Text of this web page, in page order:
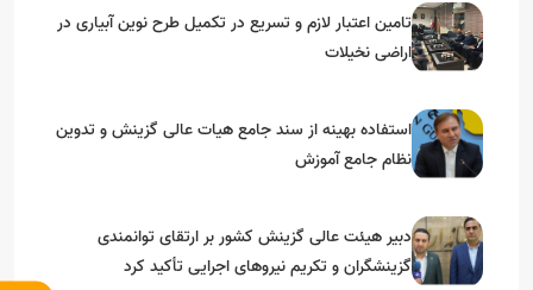
تامین اعتبار لازم و تسریع در تکمیل طرح نوین آبیاری در
اراضی نخیلات
استفاده بهینه از سند جامع هیات عالی گزینش و‌ تدوین
نظام جامع آموزش
دبیر هیئت عالی گزینش کشور بر ارتقای توانمندی
گزینشگران و تکریم نیروهای اجرایی تأکید کرد